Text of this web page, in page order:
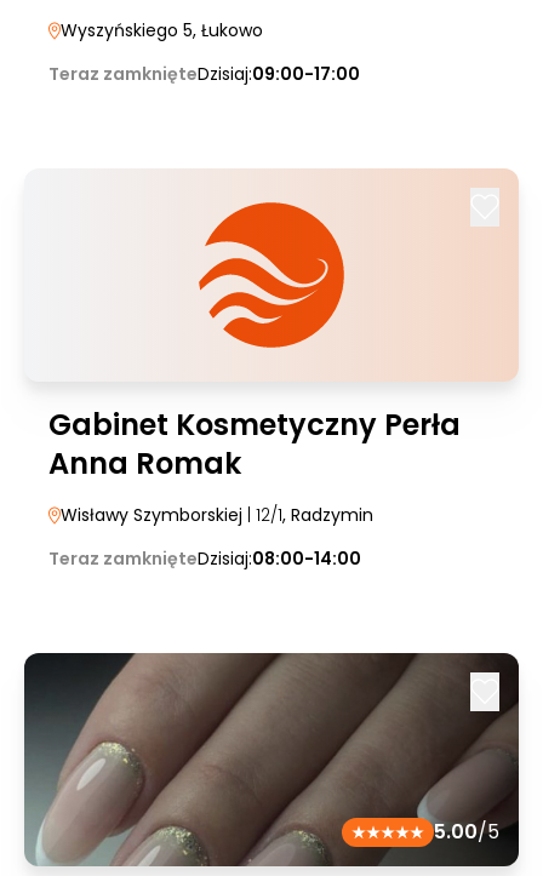
Wyszyńskiego 5, Łukowo
Teraz zamknięteDzisiaj:09:00-17:00
Gabinet Kosmetyczny Perła
Anna Romak
Wisławy Szymborskiej | 12/1, Radzymin
Teraz zamknięteDzisiaj:08:00-14:00
5.00/5